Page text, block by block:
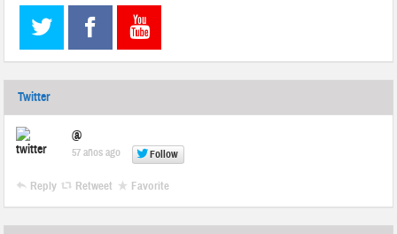
Twitter
@
57 años ago Follow
Reply Retweet Favorite